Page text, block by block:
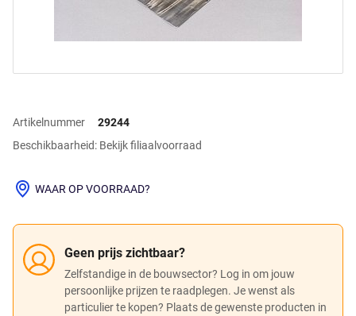
Artikelnummer
29244
Beschikbaarheid: Bekijk filiaalvoorraad
Geen prijs zichtbaar?
Zelfstandige in de bouwsector? Log in om jouw
persoonlijke prijzen te raadplegen. Je wenst als
particulier te kopen? Plaats de gewenste producten in
WAAR OP VOORRAAD?